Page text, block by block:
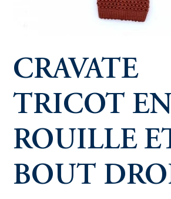
CRAVATE
TRICOT
ROUILLE
BOUT